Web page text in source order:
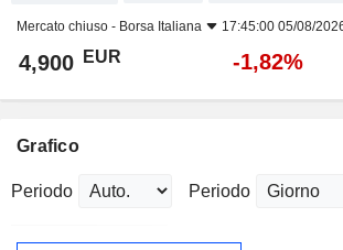
Mercato chiuso - Borsa Italiana 17:45:00 05/08/
4,900 EUR -1,82%
Grafico
Periodo Periodo